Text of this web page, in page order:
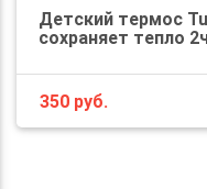
Детский термос
сохраняет тепло
350 руб.